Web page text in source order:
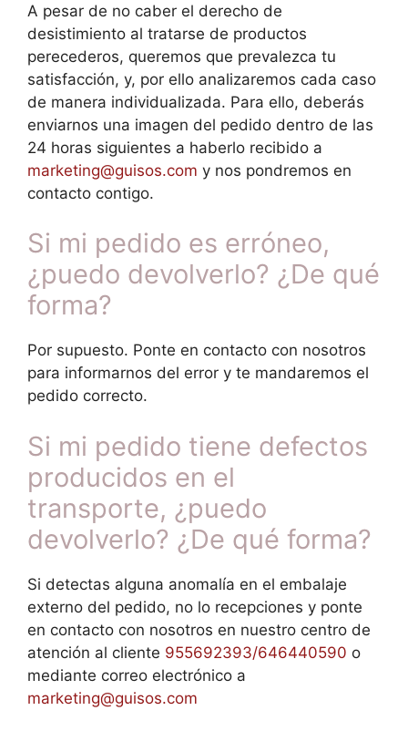
A pesar de no caber el derecho de
desistimiento al tratarse de productos
perecederos, queremos que prevalezca tu
satisfacción, y, por ello analizaremos cada caso
de manera individualizada. Para ello, deberás
enviarnos una imagen del pedido dentro de las
24 horas siguientes a haberlo recibido a
marketing@guisos.com y nos pondremos en
contacto contigo.
Si mi pedido es erróneo,
¿puedo devolverlo? ¿De qué
forma?
Por supuesto. Ponte en contacto con nosotros
para informarnos del error y te mandaremos el
pedido correcto.
Si mi pedido tiene defectos
producidos en el
transporte, ¿puedo
devolverlo? ¿De qué forma?
Si detectas alguna anomalía en el embalaje
externo del pedido, no lo recepciones y ponte
en contacto con nosotros en nuestro centro de
atención al cliente 955692393/646440590 o
mediante correo electrónico a
marketing@guisos.com